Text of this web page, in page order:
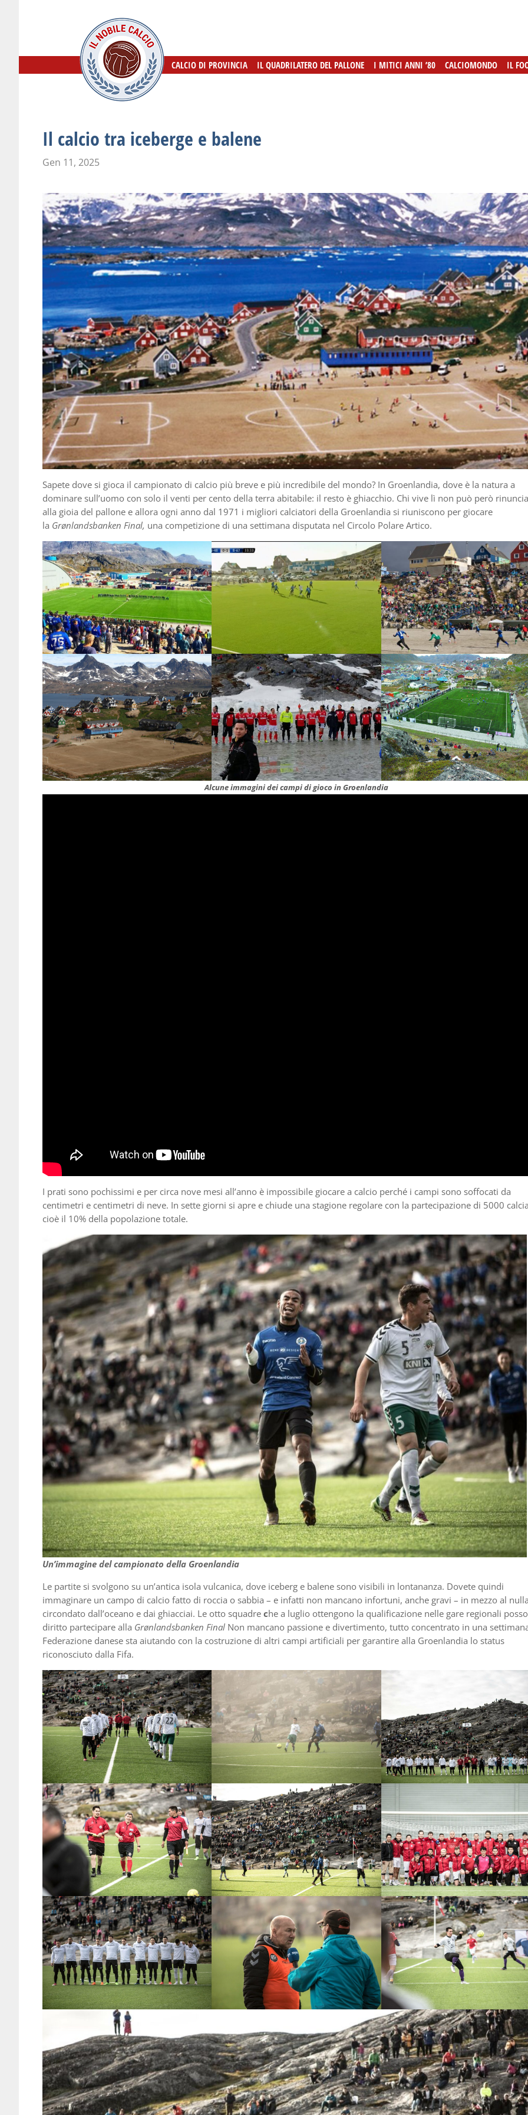
CALCIO DI PROVINCIA IL QUADRILATERO DEL PALLONE I MITICI ANNI ’80 CALCIOMONDO IL
CALCIO DI PROVINCIA IL QUADRILATERO DEL PALLONE I MITICI ANNI ’80 CALCIOMONDO IL
Il calcio tra iceberge e balene
Gen 11, 2025
Sapete dove si gioca il campionato di calcio più breve e più incredibile del mondo? In Groenlandia, dove è la natura a
dominare sull’uomo con solo il venti per cento della terra abitabile: il resto è ghiacchio. Chi vive lì non può però
alla gioia del pallone e allora ogni anno dal 1971 i migliori calciatori della Groenlandia si riuniscono per giocare
la Grønlandsbanken Final, una competizione di una settimana disputata nel Circolo Polare Artico.
Alcune immagini dei campi di gioco in Groenlandia
I prati sono pochissimi e per circa nove mesi all’anno è impossibile giocare a calcio perché i campi sono soffocati da
centimetri e centimetri di neve. In sette giorni si apre e chiude una stagione regolare con la partecipazione di 5000
cioè il 10% della popolazione totale.
Un’immagine del campionato della Groenlandia
Le partite si svolgono su un’antica isola vulcanica, dove iceberg e balene sono visibili in lontananza. Dovete quindi
immaginare un campo di calcio fatto di roccia o sabbia – e infatti non mancano infortuni, anche gravi – in mezzo al
circondato dall’oceano e dai ghiacciai. Le otto squadre che a luglio ottengono la qualificazione nelle gare regionali
diritto partecipare alla Grønlandsbanken Final Non mancano passione e divertimento, tutto concentrato in una
Federazione danese sta aiutando con la costruzione di altri campi artificiali per garantire alla Groenlandia lo status
riconosciuto dalla Fifa.